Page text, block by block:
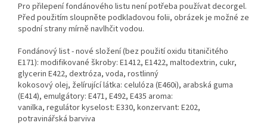
Pro přilepení fondánového listu není potřeba používat decorgel.
Před použitím sloupněte podkladovou folii, obrázek je možné ze
spodní strany mírně navlhčit vodou.
Fondánový list - nové složení (bez použití oxidu titaničitého
E171): modifikované škroby: E1412, E1422, maltodextrin, cukr,
glycerin E422, dextróza, voda, rostlinný
kokosový olej, želírující látka: celulóza (E460i), arabská guma
(E414), emulgátory: E471, E492, E435 aroma:
vanilka, regulátor kyselost: E330, konzervant: E202,
potravinářská barviva